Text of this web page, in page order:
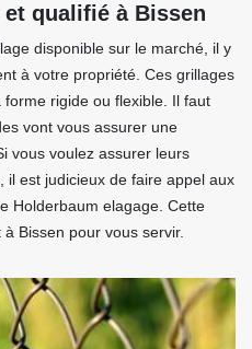
qualifié à Bissen
disponible sur le marché, il y
à votre propriété. Ces grillages
rigide ou flexible. Il faut
vont vous assurer une
vous voulez assurer leurs
il est judicieux de faire appel aux
Holderbaum elagage. Cette
Bissen pour vous servir.